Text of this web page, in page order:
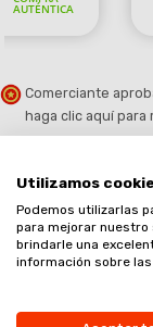
Comerciante
haga clic aquí
Copyright © 2020.
Utilizamos
Podemos utilizarlas
para mejorar
brindarle una
información sobre